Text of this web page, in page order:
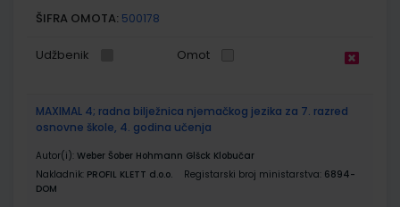
ŠIFRA OMOTA: 500178
Udžbenik Omot
MAXIMAL 4; radna bilježnica njemačkog jezika za 7. razred
osnovne škole, 4. godina učenja
Autor(i): Weber Šober Hohmann Glšck Klobučar
Nakladnik: PROFIL KLETT d.o.o. Registarski broj ministarstva: 6894-
DOM